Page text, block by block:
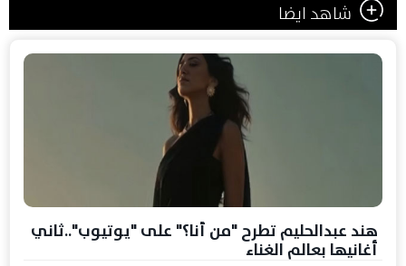
شاهد ايضا
هند عبدالحليم تطرح "من أنا؟" على "يوتيوب"..ثاني
أغانيها بعالم الغناء